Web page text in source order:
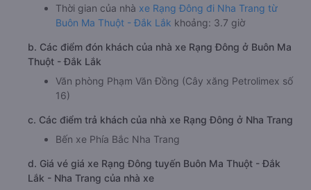
Thời gian của nhà xe Rạng Đông đi Nha Trang từ
Buôn Ma Thuột - Đắk Lắk khoảng: 3.7 giờ
b. Các điểm đón khách của nhà xe Rạng Đông ở Buôn Ma
Thuột - Đắk Lắk
Văn phòng Phạm Văn Đồng (Cây xăng Petrolimex số
16)
c. Các điểm trả khách của nhà xe Rạng Đông ở Nha Trang
Bến xe Phía Bắc Nha Trang
d. Giá vé giá xe Rạng Đông tuyến Buôn Ma Thuột - Đắk
Lắk - Nha Trang của nhà xe